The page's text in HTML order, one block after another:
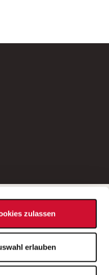
zulassen
erlauben
die*den in der